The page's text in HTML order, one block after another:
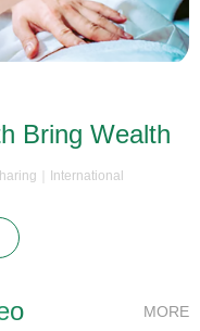
Bring Wealth
｜International
MORE